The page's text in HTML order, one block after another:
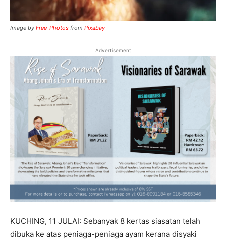
Image by Free-Photos from Pixabay
Advertisement
KUCHING, 11 JULAI: Sebanyak 8 kertas siasatan telah
dibuka ke atas peniaga-peniaga ayam kerana disyaki